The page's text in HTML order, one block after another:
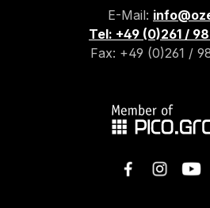
E-Mail:
Tel: +49 (0)261 /
Fax: +49 (0)261 /